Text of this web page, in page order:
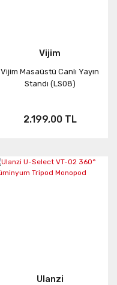
Vijim
Vijim Masaüstü Canlı Yayın
Standı (LS08)
2.199,00 TL
Ulanzi